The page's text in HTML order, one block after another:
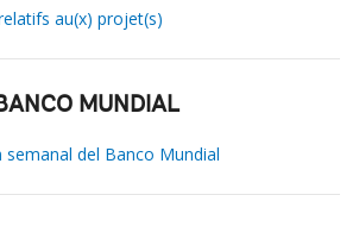
au(x) projet(s)
MUNDIAL
semanal del Banco Mundial